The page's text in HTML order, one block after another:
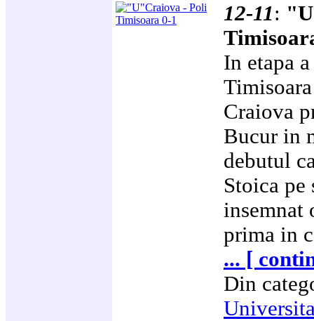
12-11:
In etapa
Craiova
Bucur in
debutul
Stoica
insemnat
prima in
... [
Din